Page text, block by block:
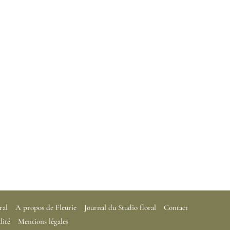
A propos de Fleurie Journal du Studio floral
Contact
Mentions légales